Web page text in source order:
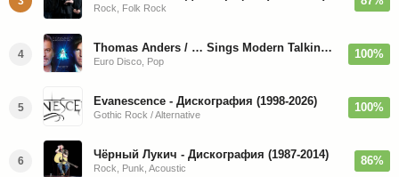
Rock, Folk Rock
4 Thomas Anders / … Sings Modern Talking: The Best hi-res
Euro Disco, Pop
100%
5 Evanescence - Дискография (1998-2026)
Gothic Rock / Alternative
100%
6 Чёрный Лукич - Дискография (1987-2014)
Rock, Punk, Acoustic
86%